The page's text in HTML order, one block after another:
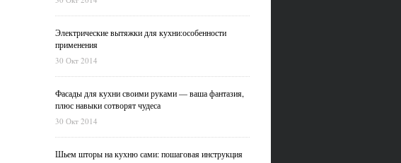
Электрические вытяжки для кухни:особенности
применения
30 Окт 2014
Фасады для кухни своими руками — ваша фантазия,
плюс навыки сотворят чудеса
30 Окт 2014
Шьем шторы на кухню сами: пошаговая инструкция